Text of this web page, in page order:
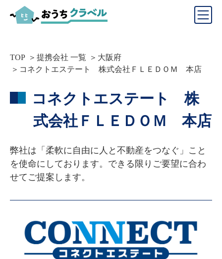
TOP 提携会社 一覧
大阪府
コネクトエステート 株式会社ＦＬＥＤＯＭ 本店
コネクトエステート 株
式会社ＦＬＥＤＯＭ 本店
弊社は「柔軟に自由に人と不動産をつなぐ」こと
を使命にしております。できる限りご要望に合わ
せてご提案します。